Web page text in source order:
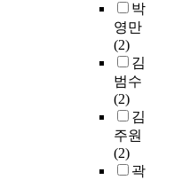
박
영만
(2)
김
범수
(2)
김
주원
(2)
곽